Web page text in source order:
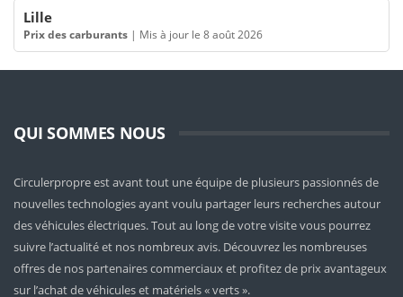
Lille
Prix des carburants | Mis à jour le 8 août 2026
QUI SOMMES NOUS
Circulerpropre est avant tout une équipe de plusieurs passionnés de
nouvelles technologies ayant voulu partager leurs recherches autour
des véhicules électriques. Tout au long de votre visite vous pourrez
suivre l’actualité et nos nombreux avis. Découvrez les nombreuses
offres de nos partenaires commerciaux et profitez de prix avantageux
sur l’achat de véhicules et matériels « verts ».